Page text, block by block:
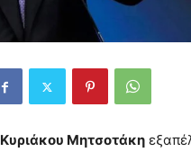
Κυριάκου Μητσοτάκη